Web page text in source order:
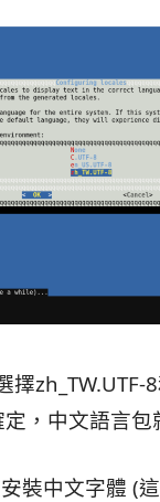
擇zh_TW.UTF-
，中文語言包
裝中文字體 (